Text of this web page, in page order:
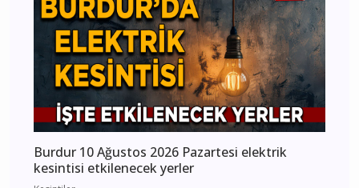
Burdur 10 Ağustos 2026 Pazartesi elektrik
kesintisi etkilenecek yerler